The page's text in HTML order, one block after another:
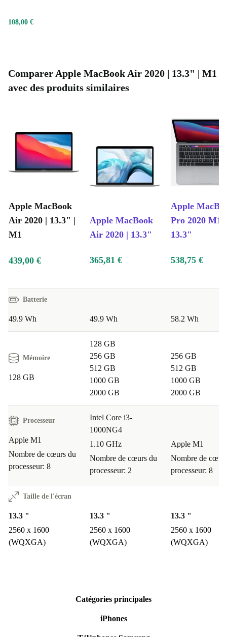
108,00 €
Comparer Apple MacBook Air 2020 | 13.3" | M1
avec des produits similaires
Apple MacBook
Air 2020 | 13.3" |
M1
Apple MacBook
Air 2020 | 13.3"
Apple
Pro 2020 M1 |
13.3"
439,00 € 365,81 € 538,75 €
Batterie
49.9 Wh 49.9 Wh 58.2 Wh
Mémoire
128 GB
128 GB
256 GB
512 GB
1000 GB
2000 GB
256 GB
512 GB
1000 GB
2000 GB
Processeur
Apple M1
Nombre de cœurs du
processeur: 8
Intel Core i3-
1000NG4
1.10 GHz
Nombre de cœurs du
processeur: 2
Apple M1
Nombre de
processeur: 8
Taille de l'écran
13.3 "
2560 x 1600
(WQXGA)
13.3 "
2560 x 1600
(WQXGA)
13.3 "
2560 x 1600
(WQXGA)
Catégories principales
iPhones